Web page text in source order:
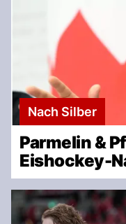
Nach Silber
Parmelin &
Eishockey-